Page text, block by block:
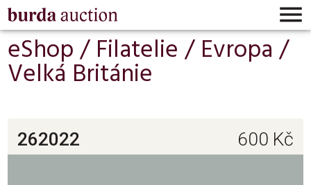

eShop /Filatelie/Evropa/
Velká Británie
262022 600 Kč